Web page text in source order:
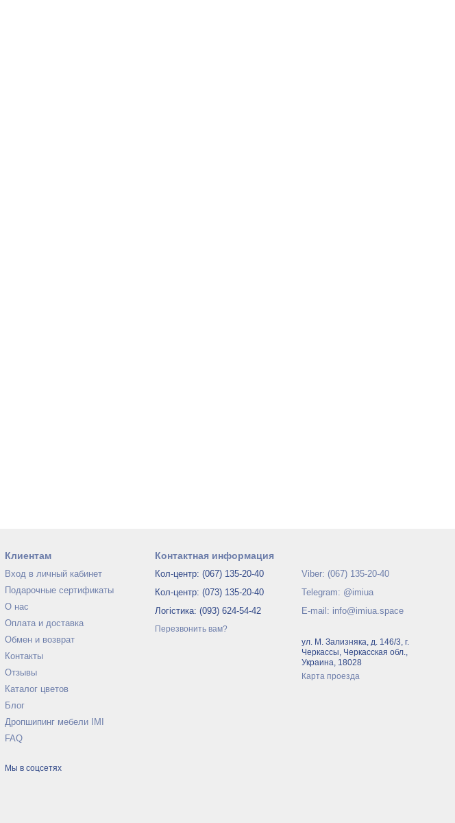
Клиентам
Вход в личный кабинет
Подарочные сертификаты
О нас
Оплата и доставка
Обмен и возврат
Контакты
Отзывы
Каталог цветов
Блог
Дропшипинг мебели IMI
FAQ
Мы в соцсетях
Контактная информация
Кол-центр: (067) 135-20-40
Кол-центр: (073) 135-20-40
Логістика: (093) 624-54-42
Перезвонить вам?
Viber: (067) 135-20-40
Telegram: @imiua
E-mail: info@imiua.space
ул. М. Зализняка, д. 146/3, г.
Черкассы, Черкасская обл.,
Украина, 18028
Карта проезда